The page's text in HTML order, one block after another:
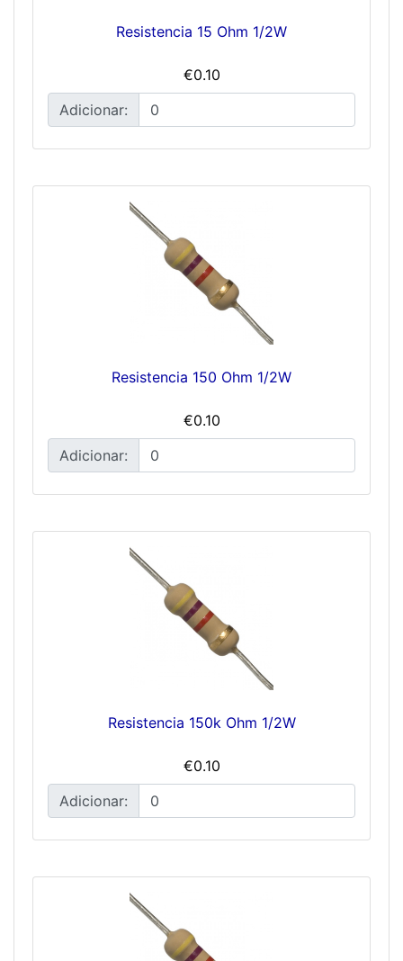
Resistencia 15 Ohm 1/2W
€0.10
Adicionar:
Resistencia 150 Ohm 1/2W
€0.10
Adicionar:
Resistencia 150k Ohm 1/2W
€0.10
Adicionar: